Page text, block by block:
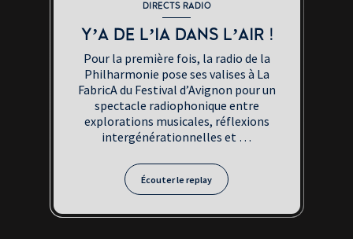
DIRECTS RADIO
Y’A DE L’IA DANS L’AIR !
Pour la première fois, la radio de la
Philharmonie pose ses valises à La
FabricA du Festival d’Avignon pour un
spectacle radiophonique entre
explorations musicales, réflexions
intergénérationnelles et …
Écouter le replay